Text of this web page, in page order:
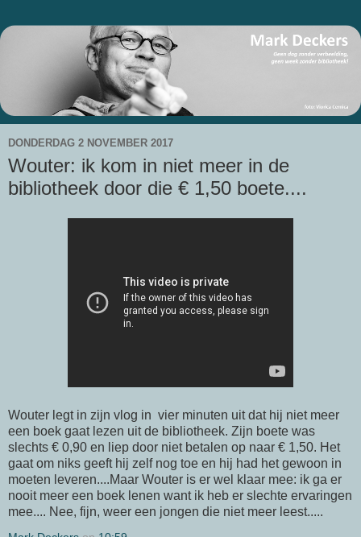
DONDERDAG 2 NOVEMBER 2017
Wouter: ik kom in niet meer in de
bibliotheek door die € 1,50 boete....
Wouter legt in zijn vlog in vier minuten uit dat hij niet meer
een boek gaat lezen uit de bibliotheek. Zijn boete was
slechts € 0,90 en liep door niet betalen op naar € 1,50. Het
gaat om niks geeft hij zelf nog toe en hij had het gewoon in
moeten leveren....Maar Wouter is er wel klaar mee: ik ga er
nooit meer een boek lenen want ik heb er slechte ervaringen
mee.... Nee, fijn, weer een jongen die niet meer leest.....